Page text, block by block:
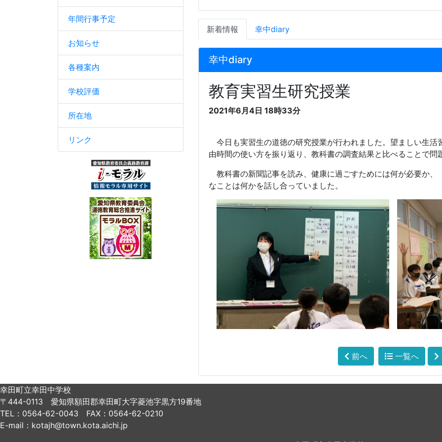
年間行事予定
お知らせ
各種案内
学校評価
所在地
リンク
新着情報 幸中diary
幸中diary
教育実習生研究授業
2021年6月4日 18時33分
今日も実習生の道徳の研究授業が行われました。望ましい生活
由時間の使い方を振り返り、教科書の調査結果と比べることで問
教科書の新聞記事を読み、健康に過ごすためには何が必要か、
なことは何かを話し合っていました。
前へ 一覧へ
幸田町立幸田中学校
〒444-0113 愛知県額田郡幸田町大字菱池字黒方19番地
TEL：0564-62-0043 FAX：0564-62-0210
E-mail：kotajh@town.kota.aichi.jp